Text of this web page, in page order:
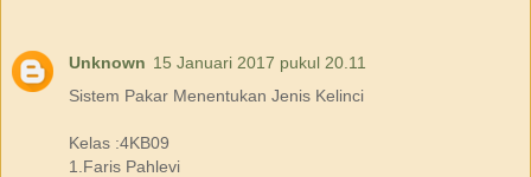
Unknown 15 Januari 2017 pukul 20.11
Sistem Pakar Menentukan Jenis Kelinci
Kelas :4KB09
1.Faris Pahlevi